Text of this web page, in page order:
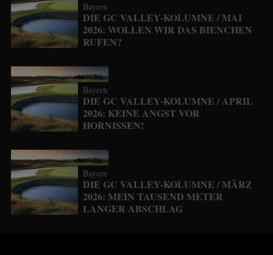
Bayern
DIE GC VALLEY-KOLUMNE / MAI
2026: WOLLEN WIR DAS BIENCHEN
RUFEN?
Bayern
DIE GC VALLEY-KOLUMNE / APRIL
2026: KEINE ANGST VOR
HORNISSEN!
Bayern
DIE GC VALLEY-KOLUMNE / MÄRZ
2026: MEIN TAUSEND METER
LANGER ABSCHLAG